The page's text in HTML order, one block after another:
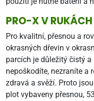
PRO-X V
Pro kvalitní, přesnou a
okrasných dřevin v
parcích je důležitý čistý
nepoškodíte, nezraníte a
zdravá a svěží. Proto
plot vybaveny přesnou,